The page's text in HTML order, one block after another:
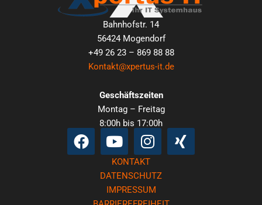
Bahnhofstr. 14
56424 Mogendorf
+49 26 23 – 869 88 88
Kontakt@xpertus-it.de
Geschäftszeiten
Montag – Freitag
8:00h bis 17:00h
Facebook
YoutubeInstagram
Xing
KONTAKT
DATENSCHUTZ
IMPRESSUM